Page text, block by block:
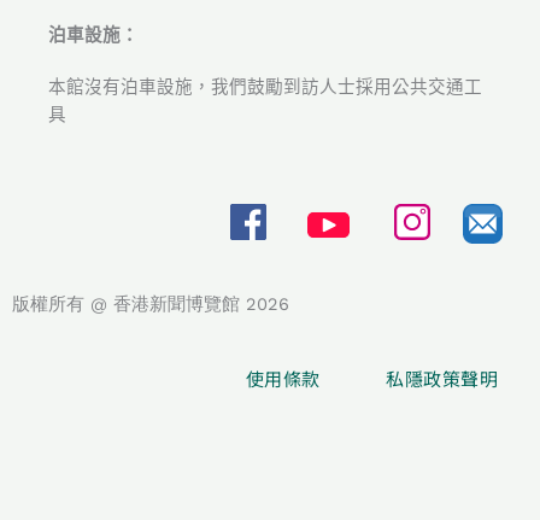
泊車設施 ：
本館沒有泊車設施，我們鼓勵到訪人士採用公共交通工
具
版權所有 @ 香港新聞博覽館 2026
使用條款 私隱政策聲明